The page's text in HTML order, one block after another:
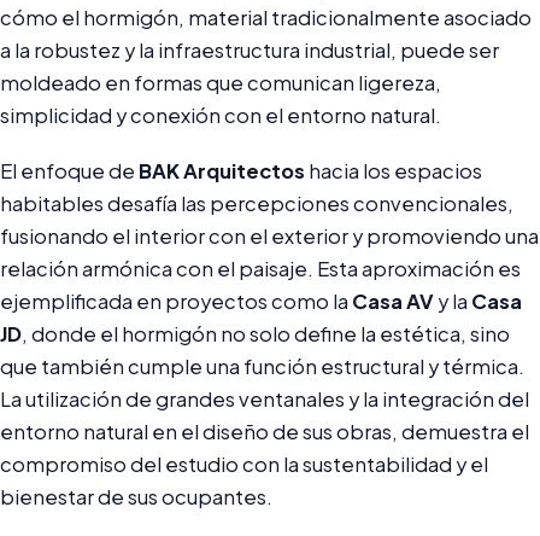
cómo el hormigón, material tradicionalmente asociado
a la robustez y la infraestructura industrial, puede ser
moldeado en formas que comunican ligereza,
simplicidad y conexión con el entorno natural.
El enfoque de BAK Arquitectos hacia los espacios
habitables desafía las percepciones convencionales,
fusionando el interior con el exterior y promoviendo una
relación armónica con el paisaje. Esta aproximación es
ejemplificada en proyectos como la Casa AVy la Casa
JD, donde el hormigón no solo define la estética, sino
que también cumple una función estructural y térmica.
La utilización de grandes ventanales y la integración del
entorno natural en el diseño de sus obras, demuestra el
compromiso del estudio con la sustentabilidad y el
bienestar de sus ocupantes.